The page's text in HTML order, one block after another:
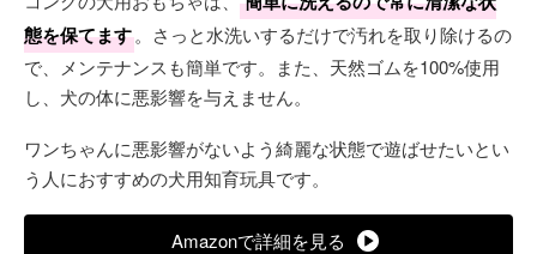
態を保てます。さっと水洗いするだけで汚れを取り除けるの
で、メンテナンスも簡単です。また、天然ゴムを100%使用
し、犬の体に悪影響を与えません。
ワンちゃんに悪影響がないよう綺麗な状態で遊ばせたいとい
う人におすすめの犬用知育玩具です。
Amazonで詳細を見る